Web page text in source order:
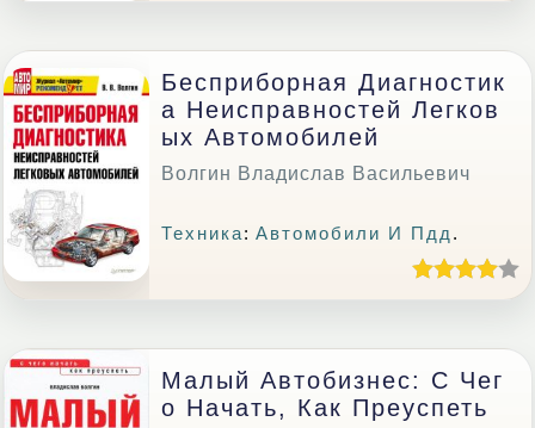
Бесприборная Диагностик
А Неисправностей Легков
Ых Автомобилей
Волгин Владислав Васильевич
Техника:Автомобили И Пдд .
Малый Автобизнес: С Чег
О Начать, Как Преуспеть